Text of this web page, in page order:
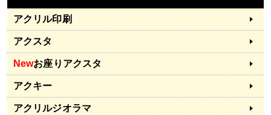
アクリル印刷
アクスタ
Newお座りアクスタ
アクキー
アクリルジオラマ